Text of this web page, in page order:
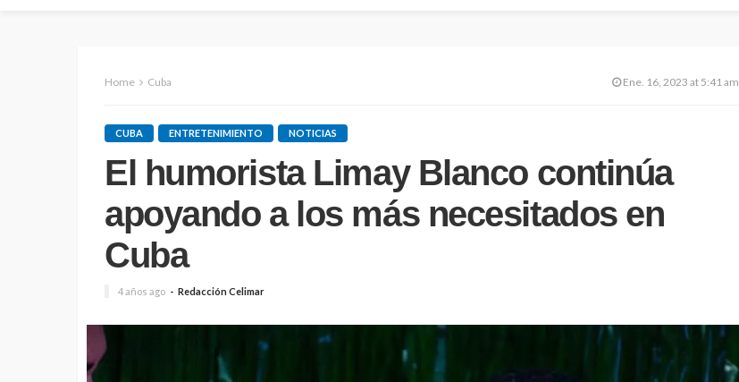
Home Cuba Ene. 16, 2023 at 5:41 am
CUBA ENTRETENIMIENTO NOTICIAS
El humorista Limay Blanco continúa
apoyando a los más necesitados en
Cuba
4 años ago Redacción Celimar